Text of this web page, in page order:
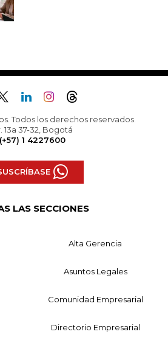
Todos los derechos reservados.
13a 37-32, Bogotá
(+57) 1 4227600
LAS SECCIONES
Alta Gerencia
Asuntos Legales
Comunidad Empresarial
Directorio Empresarial